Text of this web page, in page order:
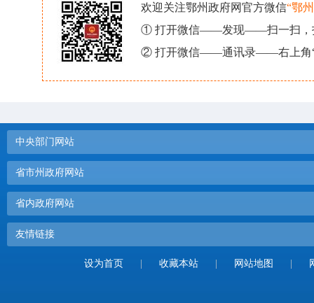
欢迎关注鄂州政府网官方微信“鄂
① 打开微信——发现——扫一扫，
② 打开微信——通讯录——右上角“
中央部门网站
省市州政府网站
省内政府网站
友情链接
设为首页 收藏本站 网站地图